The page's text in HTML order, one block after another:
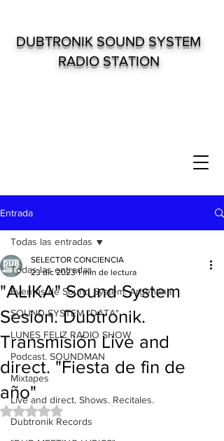
DUBTRONIK SOUND SYSTEM
RADIO STATION
Entrada
Todas las entradas
Eventos de Sound System. Argentina
SOUND SYSTEM "DATA"
LUNES FELIZ RADIO SHOW
Podcast. SOUNDMAN
Mixtapes
Live and direct. Shows. Recitales.
Dubtronik Records
Todas las entradas
"ALIKA" Sound System
Sesión. Dubtronik.
Transmisión Live and
direct. "Fiesta de fin de
año"
SELECTOR CONCIENCIA
23 dic 2023 1 min de lectura
Obtuvo NaN de 5 estrellas.